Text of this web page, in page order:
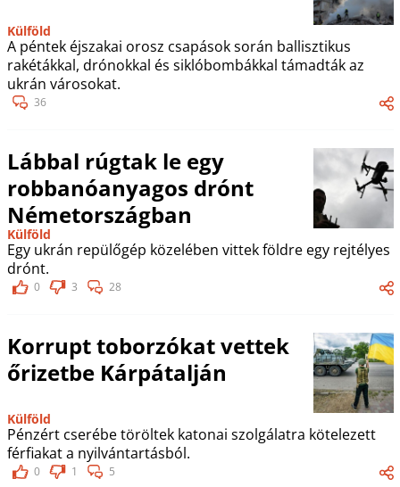
Külföld
A péntek éjszakai orosz csapások során ballisztikus
rakétákkal, drónokkal és siklóbombákkal támadták az
ukrán városokat.
36
Lábbal rúgtak le egy
robbanóanyagos drónt
Németországban
Külföld
Egy ukrán repülőgép közelében vittek földre egy rejtélyes
drónt.
0 3 28
Korrupt toborzókat vettek
őrizetbe Kárpátalján
Külföld
Pénzért cserébe töröltek katonai szolgálatra kötelezett
férfiakat a nyilvántartásból.
0 1 5